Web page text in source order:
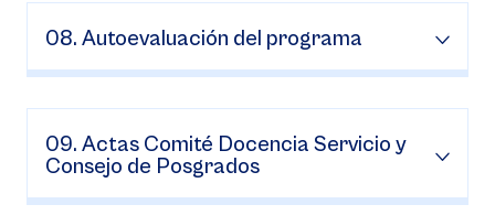
08. Autoevaluación del programa
09. Actas Comité Docencia Servicio y
Consejo de Posgrados